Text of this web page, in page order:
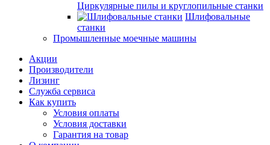
Циркулярные пилы и круглопильные станки
Шлифовальные
станки
Промышленные моечные машины
Акции
Производители
Лизинг
Служба сервиса
Как купить
Условия оплаты
Условия доставки
Гарантия на товар